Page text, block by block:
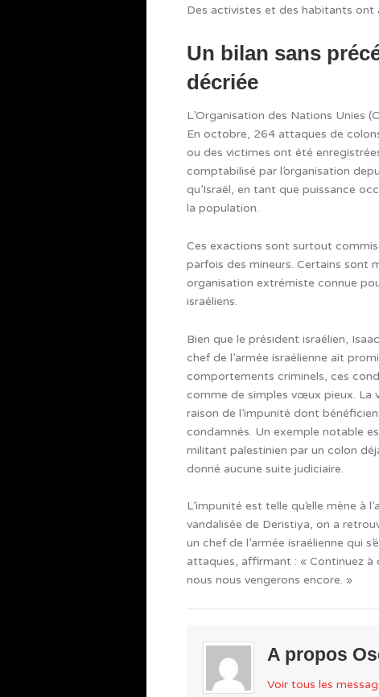
Des activistes et des habitants ont
Un bilan sans
décriée
L’Organisation des Nations Unies
En octobre, 264 attaques de
ou des victimes ont été
comptabilisé par l’organisation
qu’Israël, en tant que puissance
la population.
Ces exactions sont surtout
parfois des mineurs. Certains sont
organisation extrémiste connue
israéliens.
Bien que le président israélien,
chef de l’armée israélienne ait
comportements criminels, ces
comme de simples vœux pieux. La
raison de l’impunité dont
condamnés. Un exemple notable
militant palestinien par un colon
donné aucune suite judiciaire.
L’impunité est telle qu’elle mène à
vandalisée de Deristiya, on a
un chef de l’armée israélienne qui
attaques, affirmant : « Continuez à
nous nous vengerons encore. »
A propos
Voir tous les